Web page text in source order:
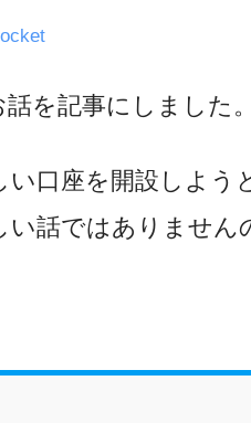
を記事にしました。
い口座を開設しよう
い話ではありません